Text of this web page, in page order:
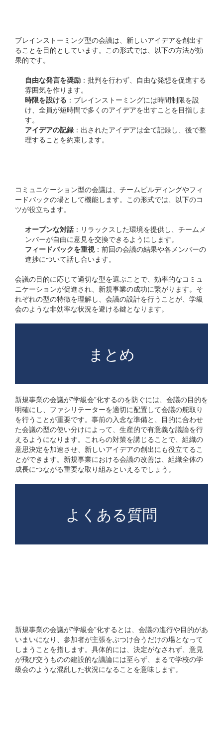
ブレインストーミング型の会議は、新しいアイデアを創出す
ることを目的としています。この形式では、以下の方法が効
果的です。
自由な発言を奨励 ：批判を行わず、自由な発想を促進する
雰囲気を作ります。
時限を設ける ：ブレインストーミングには時間制限を設
け、全員が短時間で多くのアイデアを出すことを目指しま
す。
アイデアの記録 ：出されたアイデアは全て記録し、後で整
理することを約束します。
コミュニケーション型の会議は、チームビルディングやフィ
ードバックの場として機能します。この形式では、以下のコ
ツが役立ちます。
オープンな対話：リラックスした環境を提供し、チームメ
ンバーが自由に意見を交換できるようにします。
フィードバックを重視 ：前回の会議の結果や各メンバーの
進捗について話し合います。
会議の目的に応じて適切な型を選ぶことで、効率的なコミュ
ニケーションが促進され、新規事業の成功に繋がります。そ
れぞれの型の特徴を理解し、会議の設計を行うことが、学級
会のような非効率な状況を避ける鍵となります。
まとめ
新規事業の会議が”学級会”化するのを防ぐには、会議の目的を
明確にし、ファシリテーターを適切に配置して会議の舵取り
を行うことが重要です。事前の入念な準備と、目的に合わせ
た会議の型の使い分けによって、生産的で有意義な議論を行
えるようになります。これらの対策を講じることで、組織の
意思決定を加速させ、新しいアイデアの創出にも役立てるこ
とができます。新規事業における会議の改善は、組織全体の
成長につながる重要な取り組みといえるでしょう。
よくある質問
新規事業の会議が”学級会”化するとは、会議の進行や目的があ
いまいになり、参加者が主張をぶつけ合うだけの場となって
しまうことを指します。具体的には、決定がなされず、意見
が飛び交うものの建設的な議論には至らず、まるで学校の学
級会のような混乱した状況になることを意味します。